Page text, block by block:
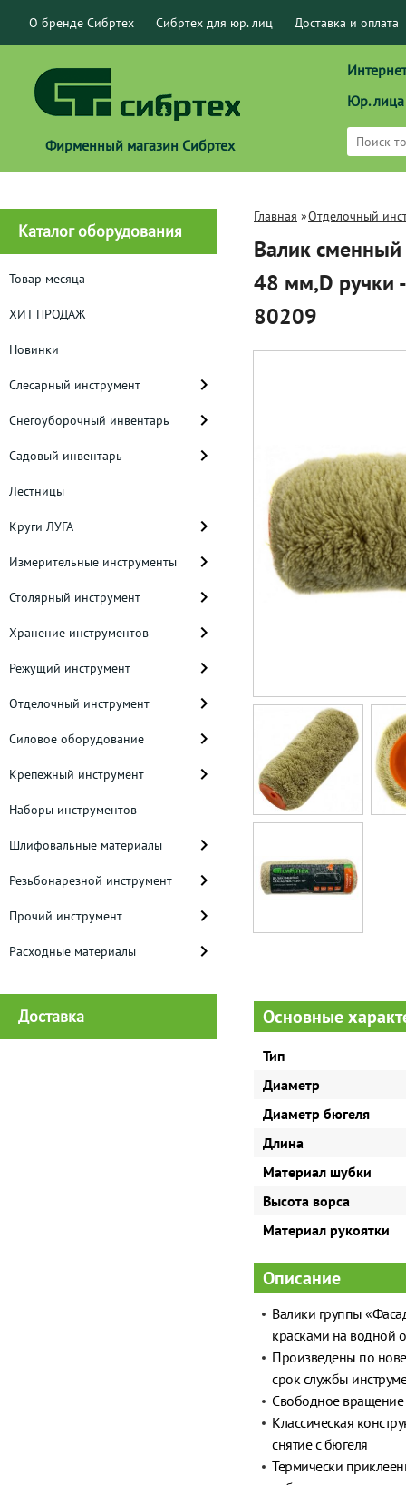
О бренде Сибртех Сибртех для юр. лиц Доставка и оплата
Фирменный магазин Сибртех
Юр. лица
Каталог оборудования
Товар месяца
ХИТ ПРОДАЖ
Новинки
Слесарный инструмент
Снегоуборочный инвентарь
Садовый инвентарь
Лестницы
Круги ЛУГА
Измерительные инструменты
Столярный инструмент
Хранение инструментов
Режущий инструмент
Отделочный инструмент
Силовое оборудование
Крепежный инструмент
Наборы инструментов
Шлифовальные материалы
Резьбонарезной инструмент
Прочий инструмент
Расходные материалы
Доставка
Главная »Отделочный
Валик
48 мм,D ручки
80209
Основные
Тип
Диаметр
Диаметр бюгеля
Длина
Материал шубки
Высота ворса
Материал рукоятки
Описание
Валики группы
красками на водной
Произведены по
срок службы
Свободное вращение
Классическая
снятие с бюгеля
Термически